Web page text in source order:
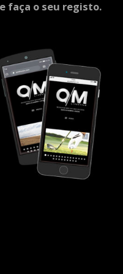
faça o seu registo.